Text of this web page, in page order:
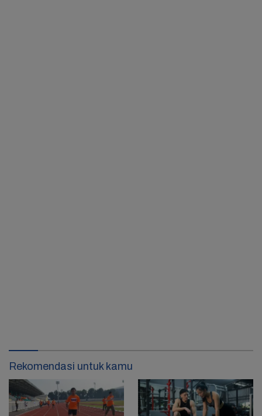
Rekomendasi untuk kamu